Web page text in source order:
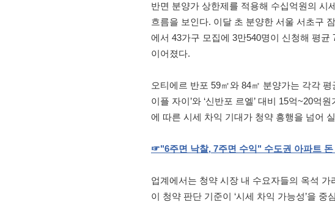
반면 분양가 상한제를 적용해 수십억원의 시
흐름을 보인다. 이달 초 분양한 서울 서초구
에서 43가구 모집에 3만540명이 신청해 평
이어졌다.
오티에르 반포 59㎡와 84㎡ 분양가는 각각
이플 자이’와 ‘신반포 르엘’ 대비 15억~20억
에 따른 시세 차익 기대가 청약 흥행을 넘어
☞"6주면 낙찰, 7주면 수익" 수도권 아파트 돈
업계에서는 청약 시장 내 수요자들의 옥석
이 청약 판단 기준이 ‘시세 차익 가능성’을